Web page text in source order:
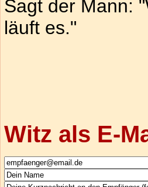
Sagt der Mann:
läuft es."
Witz als E-